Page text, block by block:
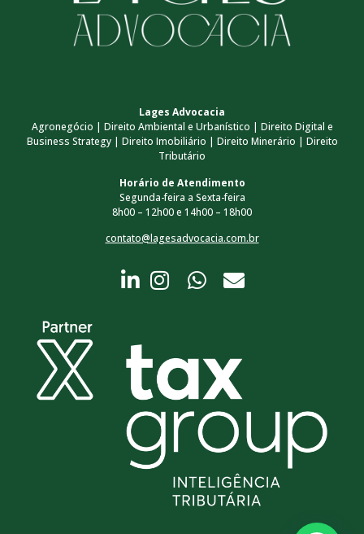
Lages Advocacia
Agronegócio | Direito Ambiental e Urbanístico | Direito Digital e
Business Strategy | Direito Imobiliário | Direito Minerário | Direito
Tributário
Horário de Atendimento
Segunda-feira a Sexta-feira
8h00 – 12h00 e 14h00 – 18h00
contato@lagesadvocacia.com.br